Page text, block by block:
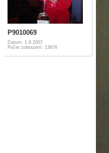
P9010069
Datum: 1.9.2007
Počet zobrazení: 13676